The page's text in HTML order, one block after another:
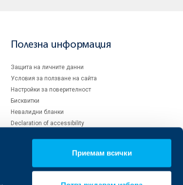
Приемам всички
Полезна информация
Защита на личните данни
Условия за ползване на сайта
Настройки за поверителност
Бисквитки
Невалидни бланки
Declaration of accessibility